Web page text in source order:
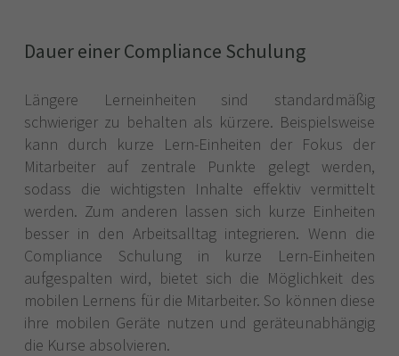
Dauer einer Compliance Schulung
Längere Lerneinheiten sind standardmäßig
schwieriger zu behalten als kürzere. Beispielsweise
kann durch kurze Lern-Einheiten der Fokus der
Mitarbeiter auf zentrale Punkte gelegt werden,
sodass die wichtigsten Inhalte effektiv vermittelt
werden. Zum anderen lassen sich kurze Einheiten
besser in den Arbeitsalltag integrieren. Wenn die
Compliance Schulung in kurze Lern-Einheiten
aufgespalten wird, bietet sich die Möglichkeit des
mobilen Lernens für die Mitarbeiter. So können diese
ihre mobilen Geräte nutzen und geräteunabhängig
die Kurse absolvieren.